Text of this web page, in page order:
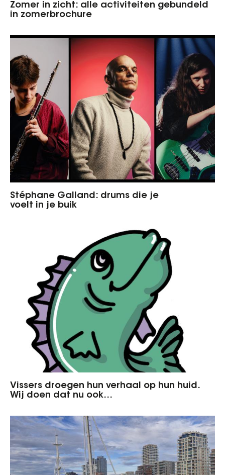
Zomer in zicht: alle activiteiten gebundeld
in zomerbrochure
Stéphane Galland: drums die je
voelt in je buik
Vissers droegen hun verhaal op hun huid.
Wij doen dat nu ook…